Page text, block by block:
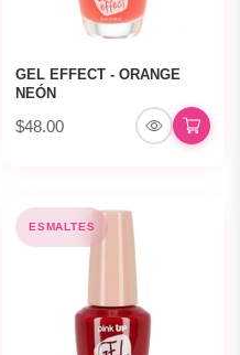
GEL EFFECT - ORANGE
NEÓN
$48.00
ESMALTES